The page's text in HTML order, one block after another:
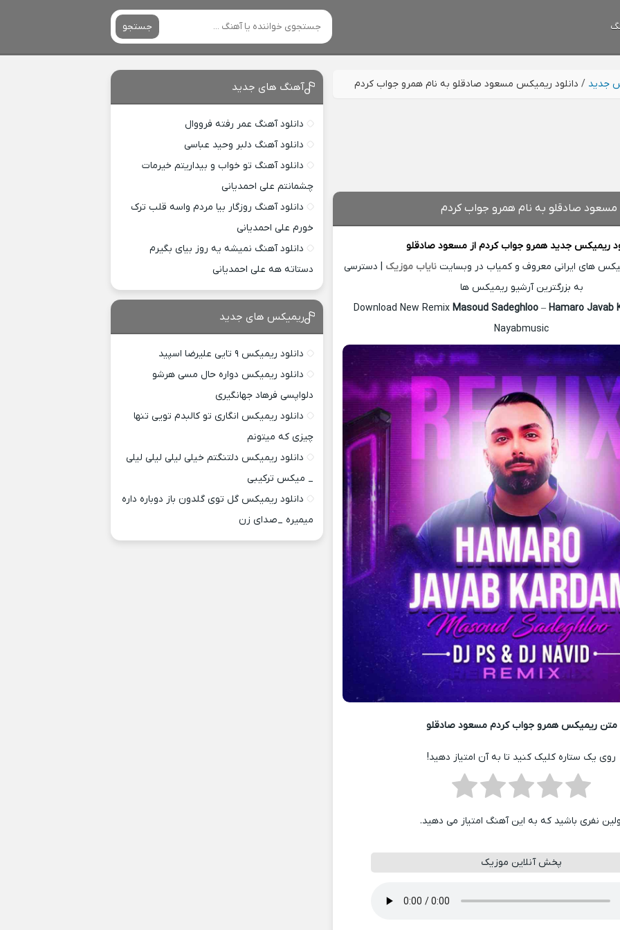
جستجو
جدید / دانلود ریمیکس مسعود صادقلو به نام همرو جواب کردم
مسعود صادقلو به نام همرو جواب کردم
ریمیکس جدیدهمرو جواب کردم از مسعود صادقلو
های ایرانی معروف و کمیاب در وبسایت نایاب موزیک | دسترسی
به بزرگترین آرشیو ریمیکس ها
Download New RemixMasoud Sadeghloo –Hamaro Javab
Nayabmusic
متن ریمیکس همرو جواب کردم مسعود صادقلو
روی یک ستاره کلیک کنید تا به آن امتیاز دهید!
نفری باشید که به این آهنگ امتیاز می دهید.
پخش آنلاین موزیک
آهنگ های جدید
دانلود آهنگ عمر رفته فرووال
دانلود آهنگ دلبر وحید عباسی
دانلود آهنگ تو خواب و بیداریتم خیرمات
چشمانتم علی احمدیانی
دانلود آهنگ روزگار بیا مردم واسه قلب ترک
خورم علی احمدیانی
دانلود آهنگ نمیشه یه روز بیای بگیرم
دستاته هه علی احمدیانی
ریمیکس های جدید
دانلود ریمیکس ۹ تایی علیرضا اسپید
دانلود ریمیکس دواره حال مسی هرشو
دلواپسی فرهاد جهانگیری
دانلود ریمیکس انگاری تو کالبدم تویی تنها
چیزی که میتونم
دانلود ریمیکس دلتنگتم خیلی لیلی لیلی لیلی
_ میکس ترکیبی
دانلود ریمیکس گل توی گلدون باز دوباره داره
میمیره _صدای زن